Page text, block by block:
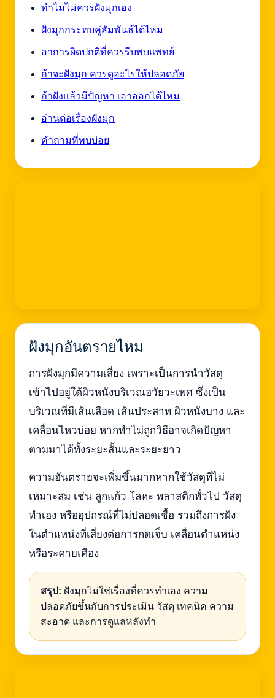
ทำไมไม่ควรฝังมุกเอง
ฝังมุกกระทบคู่สัมพันธ์ได้ไหม
อาการผิดปกติที่ควรรีบพบแพทย์
ถ้าจะฝังมุก ควรดูอะไรให้ปลอดภัย
ถ้าฝังแล้วมีปัญหา เอาออกได้ไหม
อ่านต่อเรื่องฝังมุก
คำถามที่พบบ่อย
ฝังมุกอันตรายไหม
การฝังมุกมีความเสี่ยง เพราะเป็นการนำวัสดุ
เข้าไปอยู่ใต้ผิวหนังบริเวณอวัยวะเพศ ซึ่งเป็น
บริเวณที่มีเส้นเลือด เส้นประสาท ผิวหนังบาง และ
เคลื่อนไหวบ่อย หากทำไม่ถูกวิธีอาจเกิดปัญหา
ตามมาได้ทั้งระยะสั้นและระยะยาว
ความอันตรายจะเพิ่มขึ้นมากหากใช้วัสดุที่ไม่
เหมาะสม เช่น ลูกแก้ว โลหะ พลาสติกทั่วไป วัสดุ
ทำเอง หรืออุปกรณ์ที่ไม่ปลอดเชื้อ รวมถึงการฝัง
ในตำแหน่งที่เสี่ยงต่อการกดเจ็บ เคลื่อนตำแหน่ง
หรือระคายเคือง
สรุป: ฝังมุกไม่ใช่เรื่องที่ควรทำเอง ความ
ปลอดภัยขึ้นกับการประเมิน วัสดุ เทคนิค ความ
สะอาด และการดูแลหลังทำ